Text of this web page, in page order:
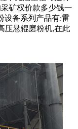
矿权价款多少钱一
设备系列产品有:雷
压悬辊磨粉机,在此